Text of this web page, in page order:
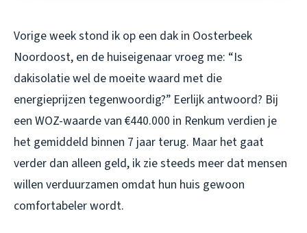
Vorige week stond ik op een dak in Oosterbeek
Noordoost, en de huiseigenaar vroeg me: “Is
dakisolatie wel de moeite waard met die
energieprijzen tegenwoordig?” Eerlijk antwoord? Bij
een WOZ-waarde van €440.000 in Renkum verdien je
het gemiddeld binnen 7 jaar terug. Maar het gaat
verder dan alleen geld, ik zie steeds meer dat mensen
willen verduurzamen omdat hun huis gewoon
comfortabeler wordt.